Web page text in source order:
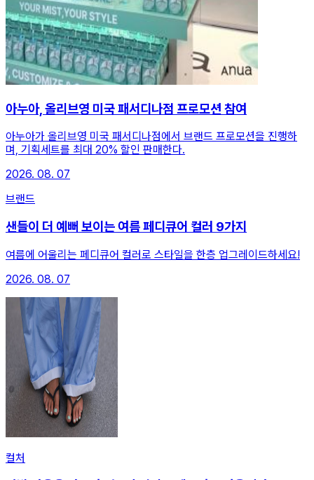
아누아, 올리브영 미국 패서디나점 프로모션 참여
아누아가 올리브영 미국 패서디나점에서 브랜드 프로모션을 진행하
며, 기획세트를 최대 20% 할인 판매한다.
2026. 08. 07
브랜드
샌들이 더 예뻐 보이는 여름 페디큐어 컬러 9가지
여름에 어울리는 페디큐어 컬러로 스타일을 한층 업그레이드하세요!
2026. 08. 07
컬처